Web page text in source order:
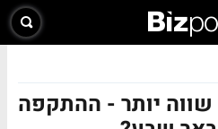
שווה יותר - ההתקפה